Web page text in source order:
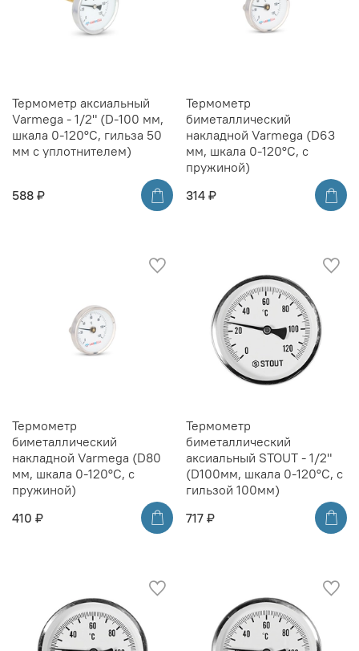
Термометр аксиальный
Varmega - 1/2" (D-100 мм,
шкала 0-120°C, гильза 50
мм с уплотнителем)
588 ₽
Термометр
биметаллический
накладной Varmega (D63
мм, шкала 0-120°C, с
пружиной)
314 ₽
Термометр
биметаллический
накладной Varmega (D80
мм, шкала 0-120°C, с
пружиной)
410 ₽
Термометр
биметаллический
аксиальный STOUT - 1/2"
(D100мм, шкала 0-120°C, с
гильзой 100мм)
717 ₽